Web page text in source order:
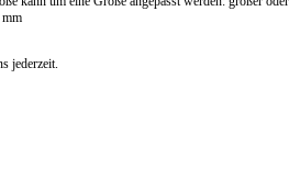
jederzeit.